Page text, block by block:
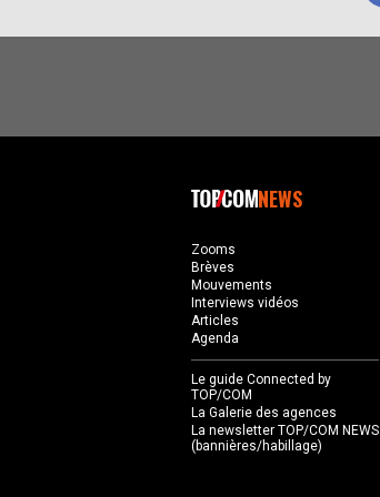
NEWS
Zooms
Brèves
Mouvements
Interviews vidéos
Articles
Agenda
Le guide Connected by
TOP/COM
La Galerie des agences
La newsletter TOP/COM NEWS
(bannières/habillage)